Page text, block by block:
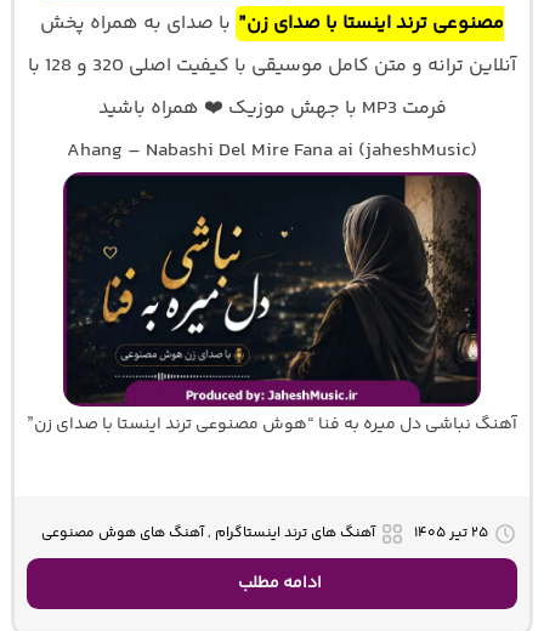
مصنوعی ترند اینستا با صدای زن” با صدای به همراه پخش
آنلاین ترانه و متن کامل موسیقی با کیفیت اصلی 320 و 128 با
فرمت MP3 با جهش موزیک ❤️ همراه باشید
Ahang – Nabashi Del Mire Fana ai (jaheshMusic)
آهنگ نباشی دل میره به فنا “هوش مصنوعی ترند اینستا با صدای زن”
۲۵ تیر ۱۴۰۵ آهنگ های ترند اینستاگرام , آهنگ های هوش مصنوعی
ادامه مطلب